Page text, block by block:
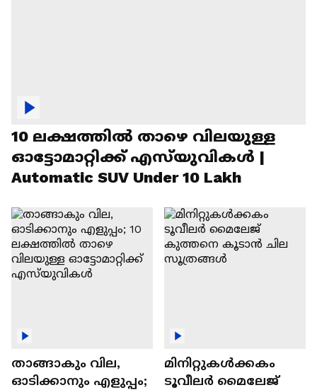
10 ലക്ഷത്തിൽ താഴെ വിലയുള്ള
ഓട്ടോമാറ്റിക്ക് എസ്‍യുവികൾ |
Automatic SUV Under 10 Lakh
താങ്ങാകും വില,
ഓടിക്കാനും എളുപ്പം;
മിനിറ്റുകൾക്കകം
ടൂവീലർ മൈലേജ്